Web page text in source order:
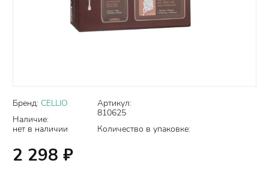
Бренд: CELLIO
Наличие:
нет в наличии
Артикул:
810625
Количество в упаковке:
2 298 ₽